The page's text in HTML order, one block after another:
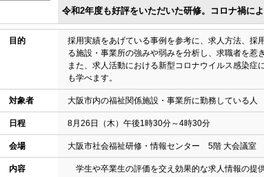
令和2年度も好評をいただいた研修。コロナ禍に
目的
採用実績をあげている事例を参考に、求人方法、採
る施設・事業所の強みや弱みを分析し、求職者を惹
また、求人活動における新型コロナウイルス感染症
も学べます。
対象者 大阪市内の福祉関係施設・事業所に勤務している人
日程 8月26日（木）午後1時30分～4時30分
会場 大阪市社会福祉研修・情報センター 5階 大会議室
内容 学生や卒業生の評価を交え効果的な求人情報の提